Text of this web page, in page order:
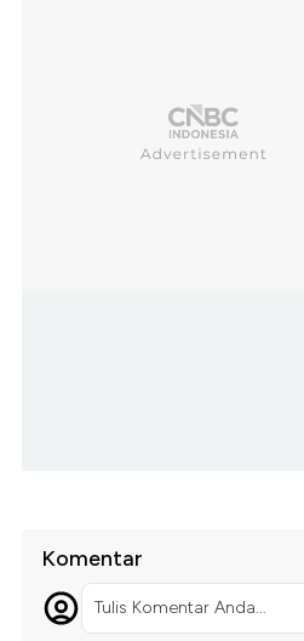
Komentar
Tulis Komentar Anda...